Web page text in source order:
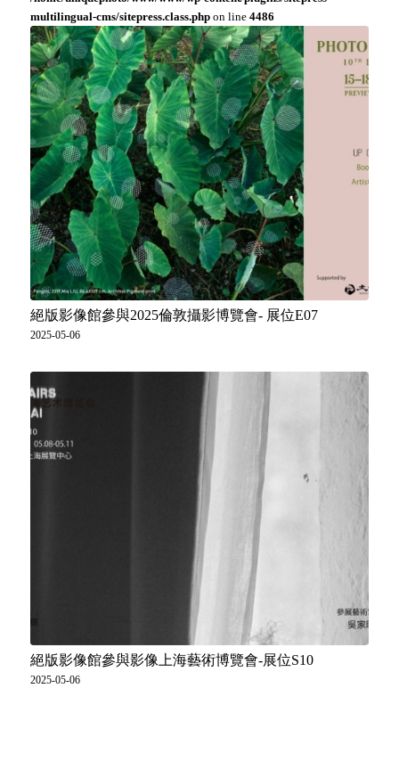
multilingual-cms/sitepress.class.phpon line 4486
絕版影像館參與2025倫敦攝影博覽會- 展位E07
2025-05-06
絕版影像館參與影像上海藝術博覽會-展位S10
2025-05-06